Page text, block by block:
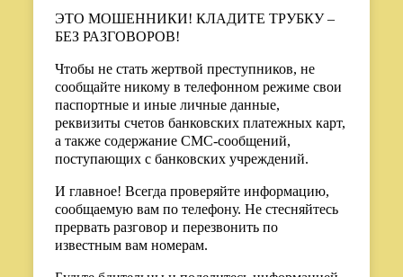
ЭТО МОШЕННИКИ! КЛАДИТЕ ТРУБКУ –
БЕЗ РАЗГОВОРОВ!
Чтобы не стать жертвой преступников, не
сообщайте никому в телефонном режиме свои
паспортные и иные личные данные,
реквизиты счетов банковских платежных карт,
а также содержание СМС-сообщений,
поступающих с банковских учреждений.
И главное! Всегда проверяйте информацию,
сообщаемую вам по телефону. Не стесняйтесь
прервать разговор и перезвонить по
известным вам номерам.